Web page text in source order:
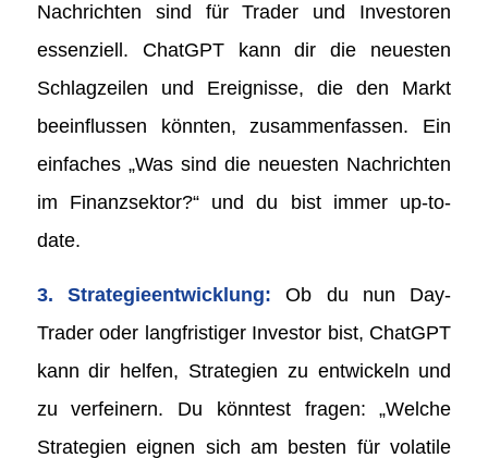
Nachrichten sind für Trader und Investoren
essenziell. ChatGPT kann dir die neuesten
Schlagzeilen und Ereignisse, die den Markt
beeinflussen könnten, zusammenfassen. Ein
einfaches „Was sind die neuesten Nachrichten
im Finanzsektor?“ und du bist immer up-to-
date.
3. Strategieentwicklung: Ob du nun Day-
Trader oder langfristiger Investor bist, ChatGPT
kann dir helfen, Strategien zu entwickeln und
zu verfeinern. Du könntest fragen: „Welche
Strategien eignen sich am besten für volatile